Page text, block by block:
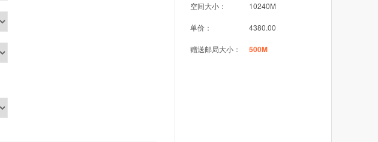
空间大小： 10240M
单价： 4380.00
赠送邮局大小： 500M